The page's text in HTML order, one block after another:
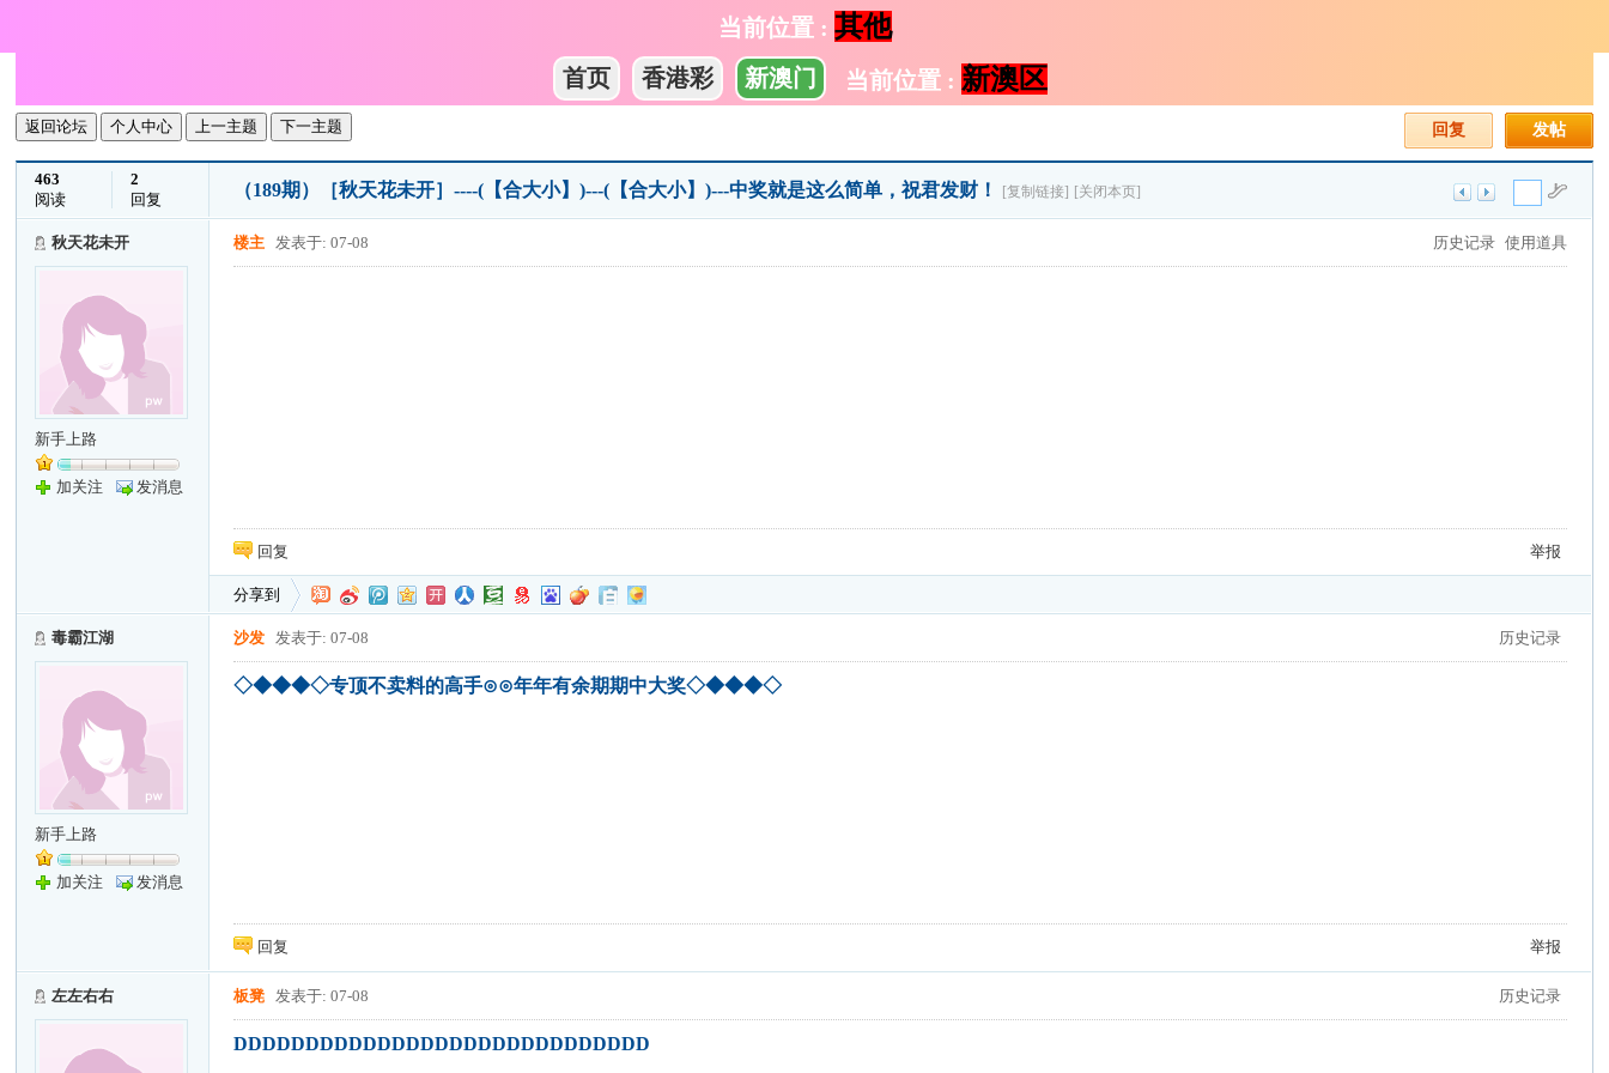
当前位置 : 其他
首页 香港彩 新澳门 当前位置 : 新澳区
返回论坛 个人中心 上一主题 下一主题 发帖
回复
463
阅读
2
回复
（189期）［秋天花未开］----(【合大小】)---(【合大小】)---中奖就是这么简单，祝君发财！ [复制链接] [关闭本页]
秋天花未开
新手上路
加关注 发消息
历史记录 使用道具
楼主 发表于: 07-08
回复 举报
分享到
毒霸江湖
新手上路
加关注 发消息
历史记录
沙发 发表于: 07-08
◇◆◆◆◇专顶不卖料的高手⊙⊙年年有余期期中大奖◇◆◆◆◇
回复 举报
左左右右 历史记录
板凳 发表于: 07-08
DDDDDDDDDDDDDDDDDDDDDDDDDDDDD